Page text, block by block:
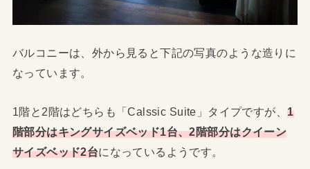
バルコニーは、外から見ると下記の写真のような造りに
なっています。
1階と2階はどちらも「Calssic Suite」タイプですが、1
階部分はキングサイズベッド1台、2階部分はクイーン
サイズベッド2台になっているようです。